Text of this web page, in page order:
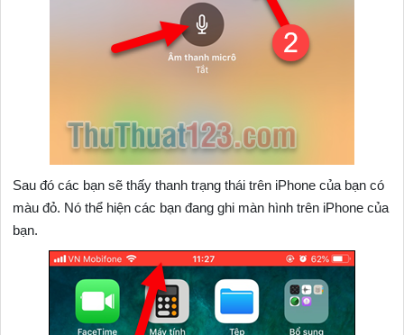
Sau đó các bạn sẽ thấy thanh trạng thái trên iPhone của bạn có
màu đỏ. Nó thể hiện các bạn đang ghi màn hình trên iPhone của
bạn.